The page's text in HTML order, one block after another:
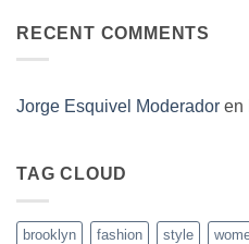
RECENT COMMENTS
Jorge Esquivel Moderador en
TAG CLOUD
brooklyn fashion style